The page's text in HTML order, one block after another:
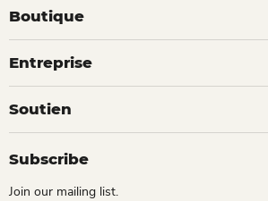
Boutique
Entreprise
Soutien
Subscribe
Join our mailing list.